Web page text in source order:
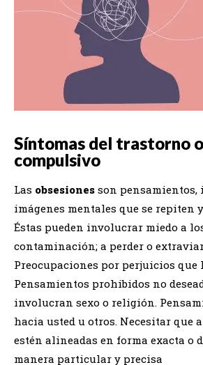
Síntomas del trastorno
compulsivo
Las obsesiones son pensamientos,
imágenes mentales que se repiten
Éstas pueden involucrar miedo a
contaminación; a perder o
Preocupaciones por perjuicios que
Pensamientos prohibidos no
involucran sexo o religión.
hacia usted u otros. Necesitar que
estén alineadas en forma exacta o
manera particular y precisa